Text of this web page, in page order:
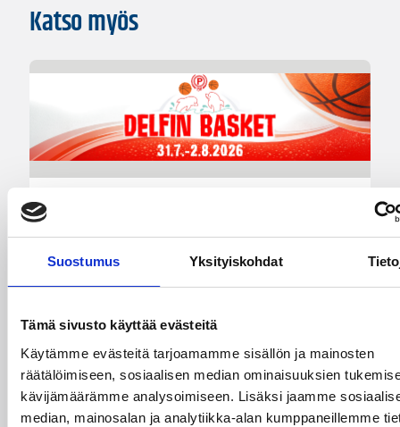
Suostumus Yksityiskohdat
Tämä sivusto käyttää evästeitä
Käytämme evästeitä tarjoamamme sisällön ja mainosten
räätälöimiseen, sosiaalisen median ominaisuuksien
kävijämäärämme analysoimiseen. Lisäksi jaamme
median, mainosalan ja analytiikka-alan kumppaneillemme
Katso myös
Delfin Basket Tournament
31.7.-2.8. Tampereella
Koripallon kansainvälinen turnaus Delfin Basket
Järjestyksessään 39. turnaus kerää yhteen 200
joukkuetta ja tuhansia koripallon ystäviä niin
Suomesta kuin ulkomailta.